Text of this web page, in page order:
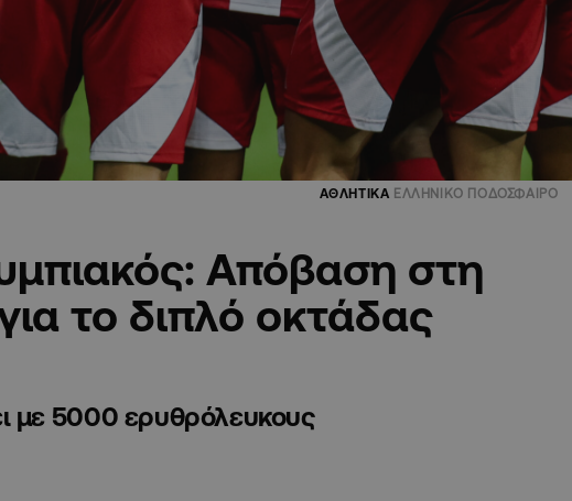
ΑΘΛΗΤΙΚΑ ΕΛΛΗΝΙΚΟ ΠΟΔΟΣΦΑΙΡΟ
Απόβαση στη
το διπλό οκτάδας
με 5000 ερυθρόλευκους